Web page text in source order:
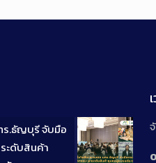
ร.ธัญบุรี จับมือ
ะดับสินค้า